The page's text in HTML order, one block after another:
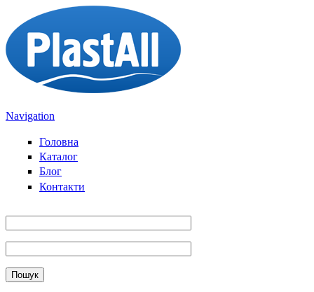
Direkt zum Inhalt
Navigation
Головна
Каталог
Блог
Контакти